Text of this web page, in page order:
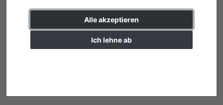
Alle akzeptieren
Ich lehne ab